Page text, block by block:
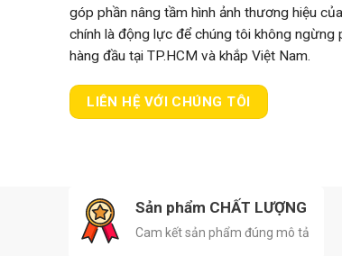
góp phần nâng tầm hình ảnh thương hiệu
chính là động lực để chúng tôi không
hàng đầu tại TP.HCM và khắp Việt Nam.
LIÊN HỆ VỚI CHÚNG TÔI
Sản phẩm CHẤT LƯỢNG
Cam kết sản phẩm đúng mô tả